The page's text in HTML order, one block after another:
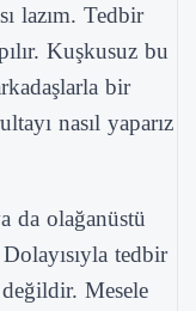
lazım. Tedbir
Kuşkusuz bu
bir
nasıl yaparız
da olağanüstü
tedbir
Mesele